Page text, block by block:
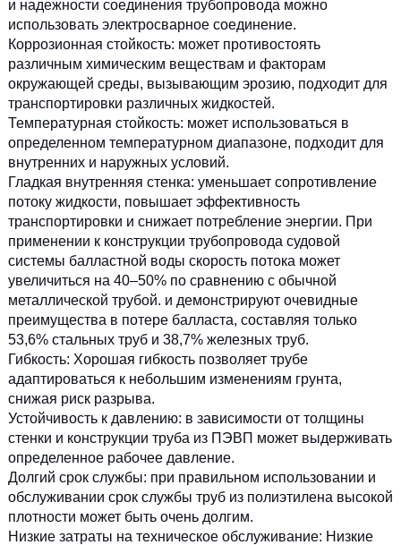
и надежности соединения трубопровода можно
использовать электросварное соединение.
Коррозионная стойкость: может противостоять
различным химическим веществам и факторам
окружающей среды, вызывающим эрозию, подходит для
транспортировки различных жидкостей.
Температурная стойкость: может использоваться в
определенном температурном диапазоне, подходит для
внутренних и наружных условий.
Гладкая внутренняя стенка: уменьшает сопротивление
потоку жидкости, повышает эффективность
транспортировки и снижает потребление энергии. При
применении к конструкции трубопровода судовой
системы балластной воды скорость потока может
увеличиться на 40–50% по сравнению с обычной
металлической трубой. и демонстрируют очевидные
преимущества в потере балласта, составляя только
53,6% стальных труб и 38,7% железных труб.
Гибкость: Хорошая гибкость позволяет трубе
адаптироваться к небольшим изменениям грунта,
снижая риск разрыва.
Устойчивость к давлению: в зависимости от толщины
стенки и конструкции труба из ПЭВП может выдерживать
определенное рабочее давление.
Долгий срок службы: при правильном использовании и
обслуживании срок службы труб из полиэтилена высокой
плотности может быть очень долгим.
Низкие затраты на техническое обслуживание: Низкие